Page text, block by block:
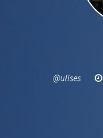
@ulises